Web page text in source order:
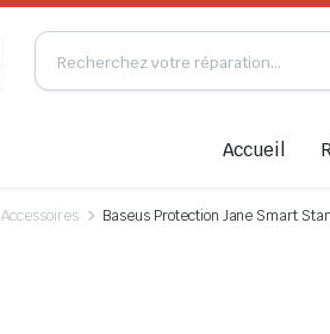
Accueil
Accessoires Baseus Protection Jane Smart